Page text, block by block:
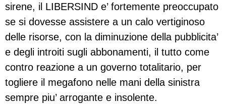
sirene, il LIBERSIND e’ fortemente preoccupato
se si dovesse assistere a un calo vertiginoso
delle risorse, con la diminuzione della pubblicita’
e degli introiti sugli abbonamenti, il tutto come
contro reazione a un governo totalitario, per
togliere il megafono nelle mani della sinistra
sempre piu’ arrogante e insolente.